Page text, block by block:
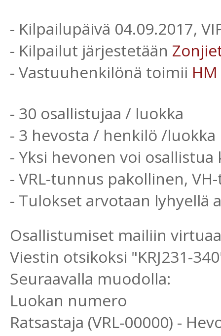
- Kilpailupäivä 04.09.2017,
- Kilpailut järjestetään
- Vastuuhenkilönä toimii HM
- 30 osallistujaa / luokka
- 3 hevosta / henkilö /luokka
- Yksi hevonen voi
- VRL-tunnus pakollinen,
- Tulokset arvotaan lyhyellä
Osallistumiset mailiin
Viestin otsikoksi "KRJ231-
Seuraavalla muodolla:
Luokan numero
Ratsastaja (VRL-00000) -